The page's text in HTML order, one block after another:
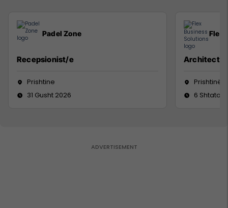
Padel Zone
Recepsionist/e
Prishtine
31 Gusht 2026
Flex
Architect
Prishtinë
6 Shtator